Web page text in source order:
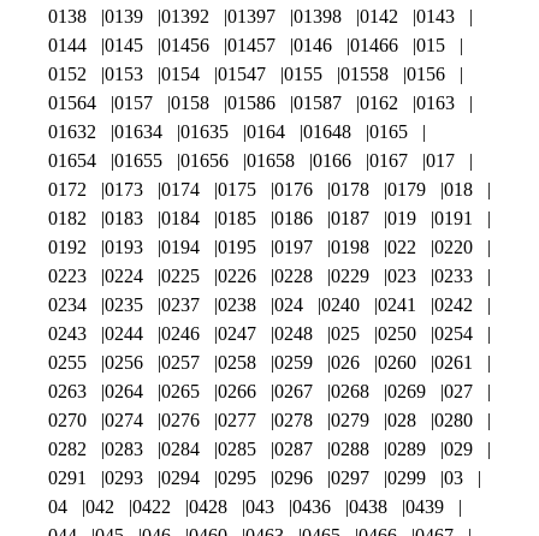
0138
0139 01392 01397 01398 0142
0143
0144
0145 01456 01457 0146 01466
015
0152
0153 0154 01547 0155 01558
0156
01564
0157 0158 01586 01587 0162
0163
01632
01634 01635 0164 01648
0165
01654
01655 01656 01658 0166 0167
017
0172
0173 0174 0175 0176 0178 0179
018
0182
0183 0184 0185 0186 0187 019
0191
0192
0193 0194 0195 0197 0198 022
0220
0223
0224 0225 0226 0228 0229 023
0233
0234
0235 0237 0238 024 0240 0241
0242
0243
0244 0246 0247 0248 025 0250
0254
0255
0256 0257 0258 0259 026 0260
0261
0263
0264 0265 0266 0267 0268 0269
027
0270
0274 0276 0277 0278 0279 028
0280
0282
0283 0284 0285 0287 0288 0289
029
0291
0293 0294 0295 0296 0297 0299
03
04
042 0422 0428 043 0436 0438
0439